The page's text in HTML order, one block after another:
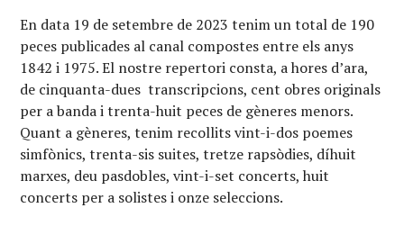
En data 19 de setembre de 2023 tenim un total de 190
peces publicades al canal compostes entre els anys
1842 i 1975. El nostre repertori consta, a hores d’ara,
de cinquanta-dues transcripcions, cent obres originals
per a banda i trenta-huit peces de gèneres menors.
Quant a gèneres, tenim recollits vint-i-dos poemes
simfònics, trenta-sis suites, tretze rapsòdies, díhuit
marxes, deu pasdobles, vint-i-set concerts, huit
concerts per a solistes i onze seleccions.